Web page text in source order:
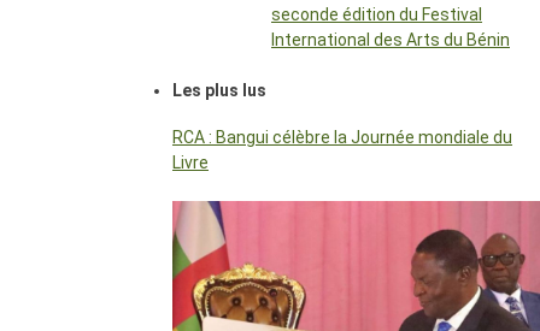
seconde édition du Festival
International des Arts du Bénin
Les plus lus
RCA : Bangui célèbre la Journée mondiale du
Livre